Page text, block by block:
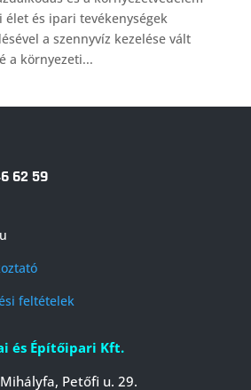
élet és ipari tevékenységek
a szennyvíz kezelése vált
a környezeti...
62 59
feltételek
és Építőipari Kft.
Petőfi u. 29.